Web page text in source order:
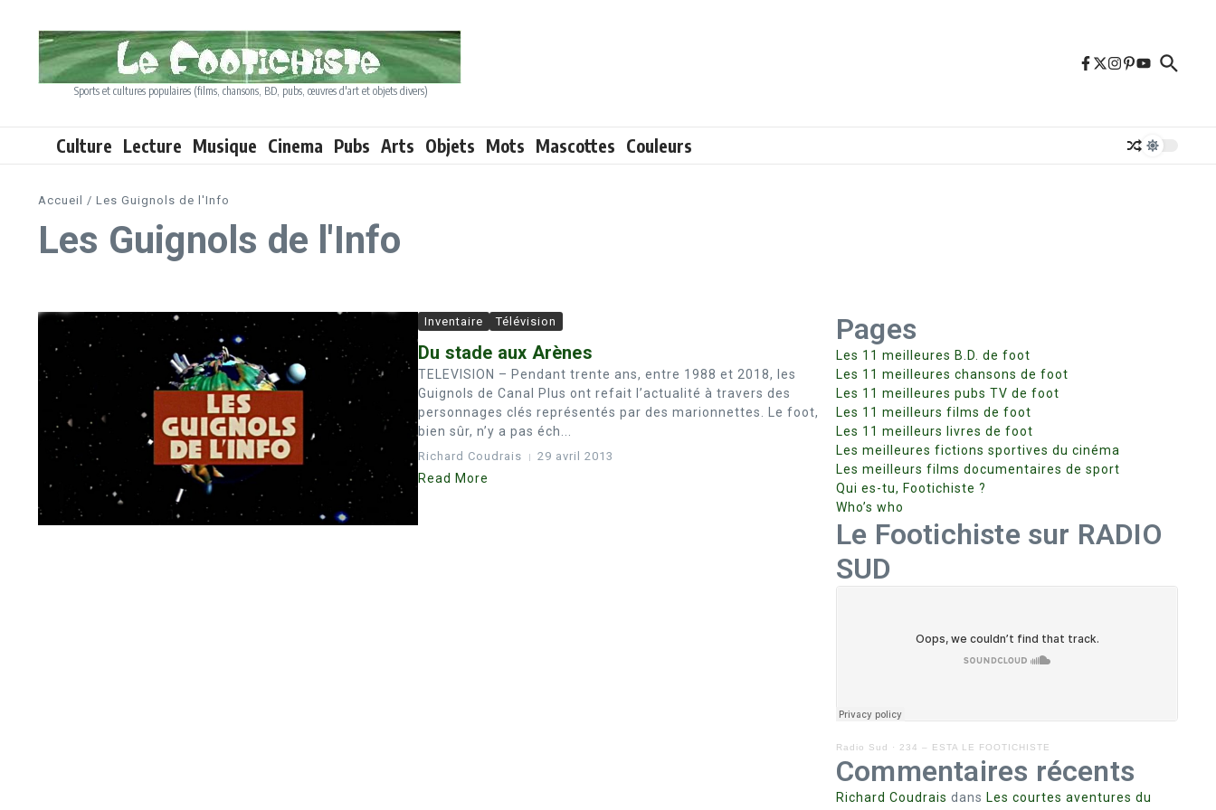
Sports et cultures populaires (films, chansons, BD, pubs, œuvres d'art et objets divers)
Culture Lecture Musique Cinema Pubs Arts Objets Mots Mascottes Couleurs
Accueil / Les Guignols de l'Info
Les Guignols de l'Info
Inventaire Télévision
Du stade aux Arènes
TELEVISION – Pendant trente ans, entre 1988 et 2018, les
Guignols de Canal Plus ont refait l’actualité à travers des
personnages clés représentés par des marionnettes. Le foot,
bien sûr, n’y a pas éch...
Richard Coudrais 29 avril 2013
Read More
Pages
Les 11 meilleures B.D. de foot
Les 11 meilleures chansons de foot
Les 11 meilleures pubs TV de foot
Les 11 meilleurs films de foot
Les 11 meilleurs livres de foot
Les meilleures fictions sportives du cinéma
Les meilleurs films documentaires de sport
Qui es-tu, Footichiste ?
Who’s who
Le Footichiste sur RADIO
SUD
Radio Sud · 234 – ESTA LE FOOTICHISTE
Commentaires récents
Richard Coudrais dans Les courtes aventures du